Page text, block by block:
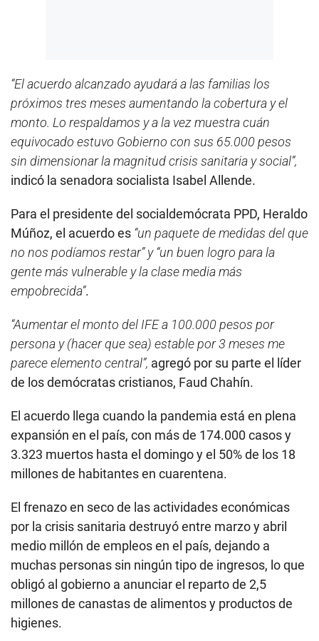
“El acuerdo alcanzado ayudará a las familias los
próximos tres meses aumentando la cobertura y el
monto. Lo respaldamos y a la vez muestra cuán
equivocado estuvo Gobierno con sus 65.000 pesos
sin dimensionar la magnitud crisis sanitaria y social”,
indicó la senadora socialista Isabel Allende.
Para el presidente del socialdemócrata PPD, Heraldo
Múñoz, el acuerdo es “un paquete de medidas del que
no nos podíamos restar” y “un buen logro para la
gente más vulnerable y la clase media más
empobrecida”.
“Aumentar el monto del IFE a 100.000 pesos por
persona y (hacer que sea) estable por 3 meses me
parece elemento central”, agregó por su parte el líder
de los demócratas cristianos, Faud Chahín.
El acuerdo llega cuando la pandemia está en plena
expansión en el país, con más de 174.000 casos y
3.323 muertos hasta el domingo y el 50% de los 18
millones de habitantes en cuarentena.
El frenazo en seco de las actividades económicas
por la crisis sanitaria destruyó entre marzo y abril
medio millón de empleos en el país, dejando a
muchas personas sin ningún tipo de ingresos, lo que
obligó al gobierno a anunciar el reparto de 2,5
millones de canastas de alimentos y productos de
higienes.